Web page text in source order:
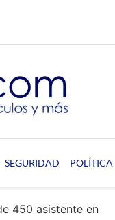
SEGURIDAD POLÍTICA
450 asistente en